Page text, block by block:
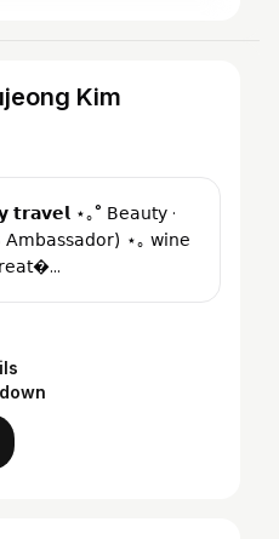
Kim
𝘁𝗿𝗮𝘃𝗲𝗹 ⋆｡˚ 𝖡𝖾𝖺𝗎𝗍𝗒 ·
⋆｡ 𝗐𝗂𝗇𝖾
𝖼𝗋𝖾𝖺𝗍�...